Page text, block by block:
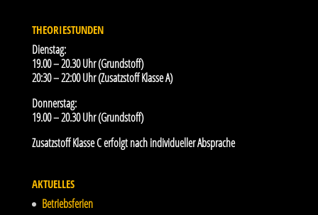
THEORIESTUNDEN
Dienstag:
19.00 – 20.30 Uhr (Grundstoff)
20:30 – 22:00 Uhr (Zusatzstoff Klasse A)
Donnerstag:
19.00 – 20.30 Uhr (Grundstoff)
Zusatzstoff Klasse C erfolgt nach individueller Absprache
AKTUELLES
Betriebsferien